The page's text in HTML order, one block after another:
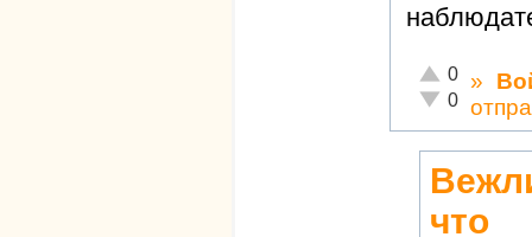
Отлично!
0
Неадекватно!
0
»
что